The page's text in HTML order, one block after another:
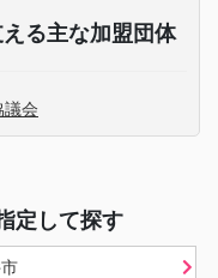
る主な加盟団体
議会
定して探す